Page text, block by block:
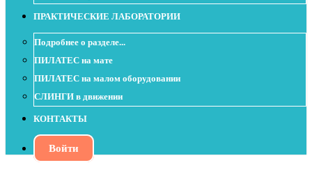
ПРАКТИЧЕСКИЕ ЛАБОРАТОРИИ
Подробнее о разделе...
ПИЛАТЕС на мате
ПИЛАТЕС на малом оборудовании
СЛИНГИ в движении
КОНТАКТЫ
Войти